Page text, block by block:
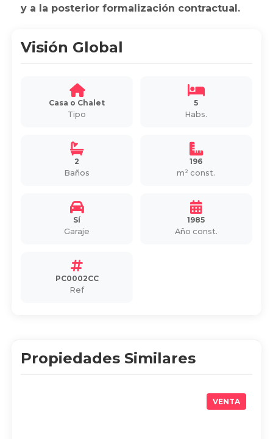
y a la posterior formalización contractual.
Visión Global
Casa o Chalet
Tipo
5
Habs.
2
Baños
196
m² const.
Sí
Garaje
1985
Año const.
PC0002CC
Ref
Propiedades Similares
VENTA